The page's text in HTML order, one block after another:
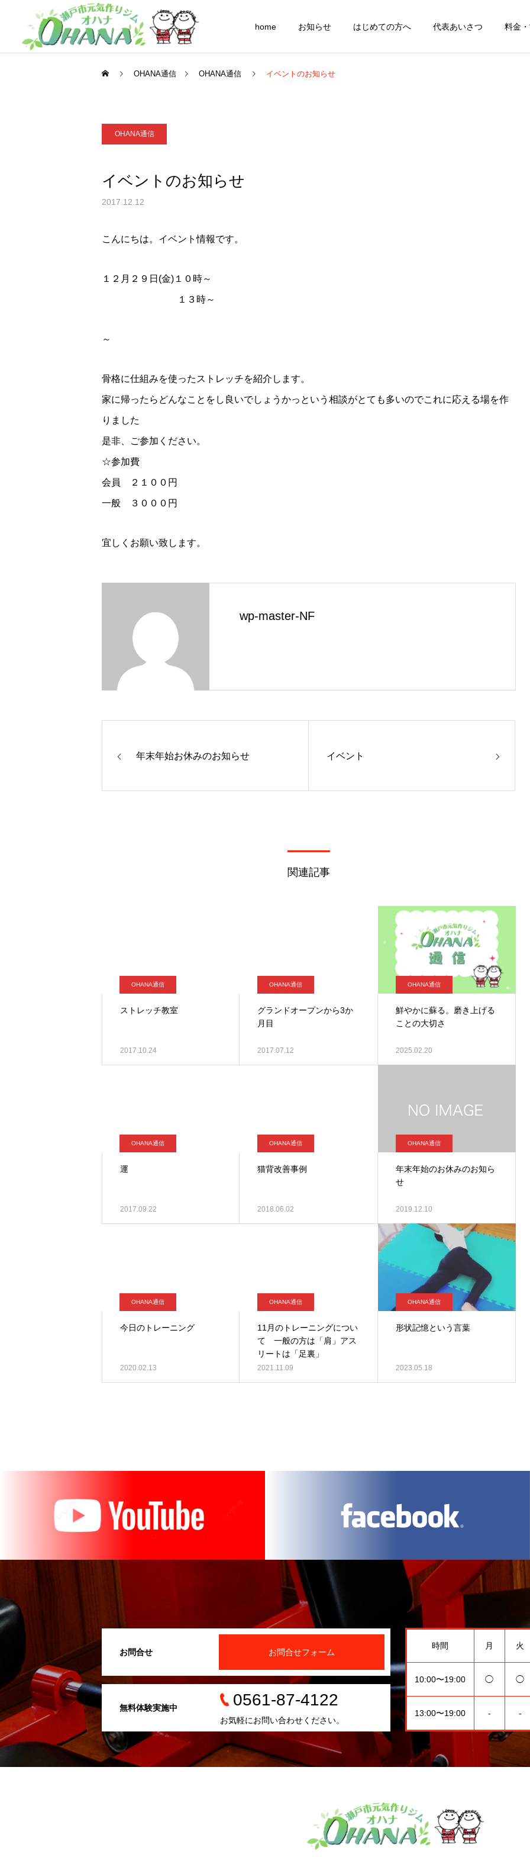
home お知らせ はじめての方へ 代表あいさつ 料金
OHANA通信 OHANA通信 イベントのお知らせ
OHANA通信
イベントのお知らせ
2017.12.12
こんにちは。イベント情報です。
１２月２９日(金)１０時～
１３時～
～
骨格に仕組みを使ったストレッチを紹介します。
家に帰ったらどんなことをし良いでしょうかっという相談がとても多いのでこれに応える場を作
りました
是非、ご参加ください。
☆参加費
会員 ２１００円
一般 ３０００円
宜しくお願い致します。
wp-master-NF
年末年始お休みのお知らせ イベント
関連記事
OHANA通信
ストレッチ教室
2017.10.24
OHANA通信
グランドオープンから3か
月目
2017.07.12
OHANA通信
鮮やかに蘇る。磨き上げる
ことの大切さ
2025.02.20
OHANA通信
運
2017.09.22
OHANA通信
猫背改善事例
2018.06.02
OHANA通信
年末年始のお休みのお知ら
せ
2019.12.10
OHANA通信
今日のトレーニング
2020.02.13
OHANA通信
11月のトレーニングについ
て 一般の方は「肩」アス
リートは「足裏」
2021.11.09
OHANA通信
形状記憶という言葉
2023.05.18
お問合せ お問合せフォーム
無料体験実施中 0561-87-4122
お気軽にお問い合わせください。
時間 月 火
10:00〜19:00 ◯ ◯
13:00〜19:00 - -